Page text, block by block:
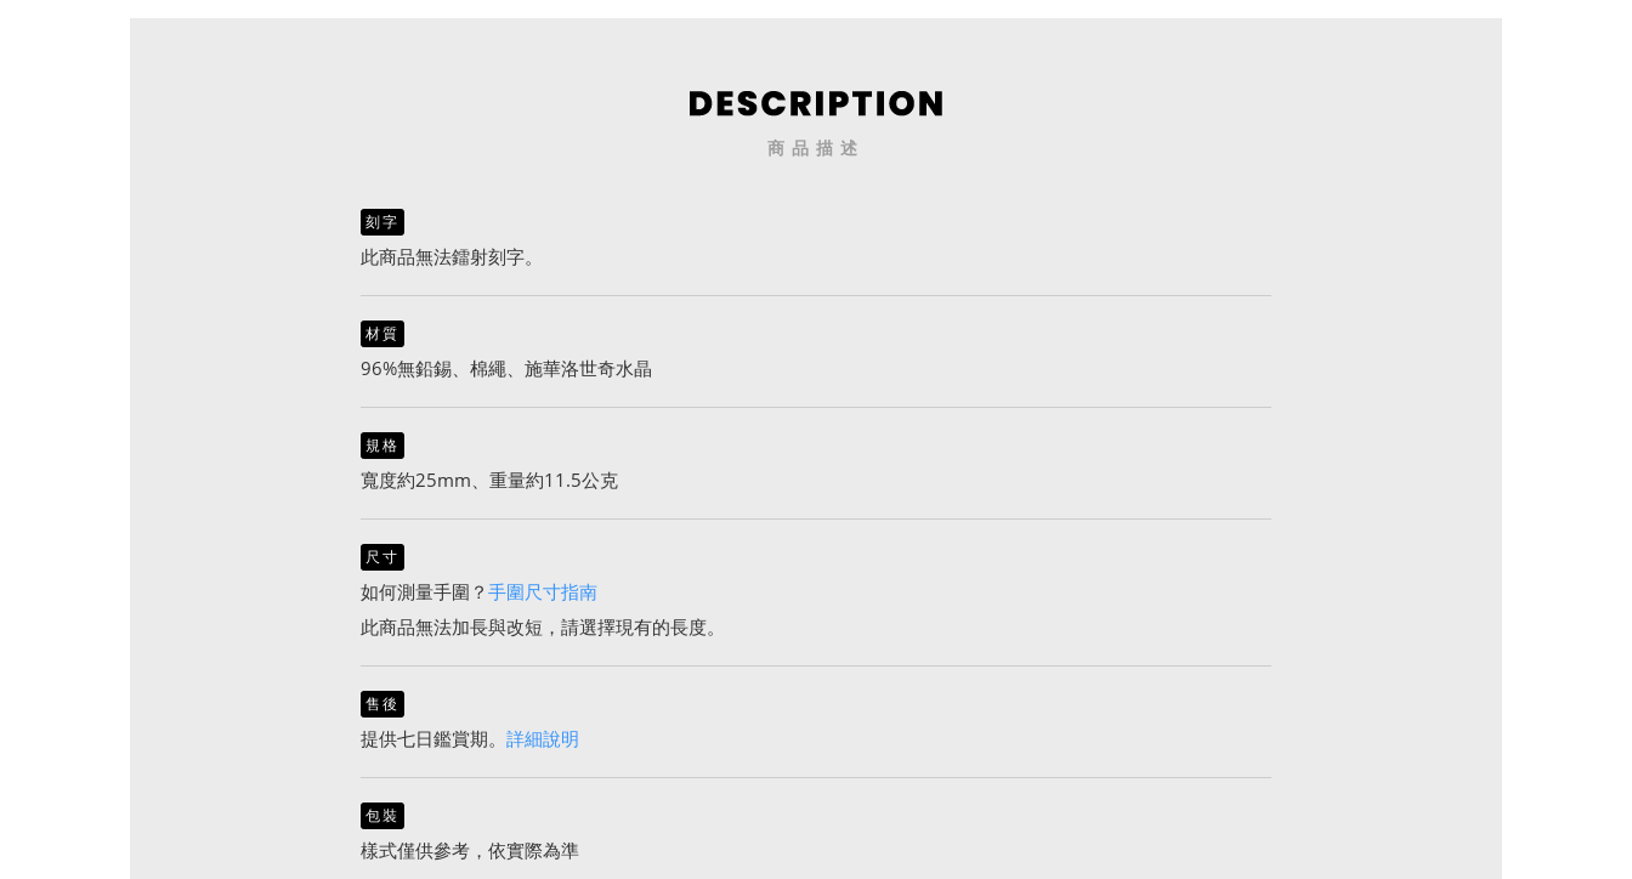
商品描述
刻字
此商品無法鐳射刻字。
材質
96%無鉛錫、棉繩、施華洛世奇水晶
規格
寬度約25mm、重量約11.5公克
尺寸
如何測量手圍？ 手圍尺寸指南
此商品無法加長與改短，請選擇現有的長度。
售後
提供七日鑑賞期。 詳細說明
包裝
樣式僅供參考，依實際為準